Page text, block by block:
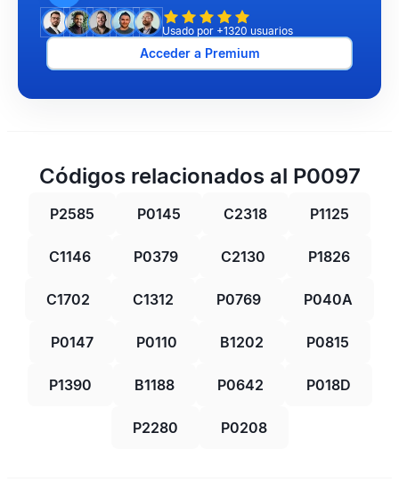
Usado por +1320 usuarios
Acceder a Premium
Códigos relacionados al P0097
P2585 P0145 C2318 P1125
C1146 P0379 C2130 P1826
C1702 C1312 P0769 P040A
P0147 P0110 B1202 P0815
P1390 B1188 P0642 P018D
P2280 P0208